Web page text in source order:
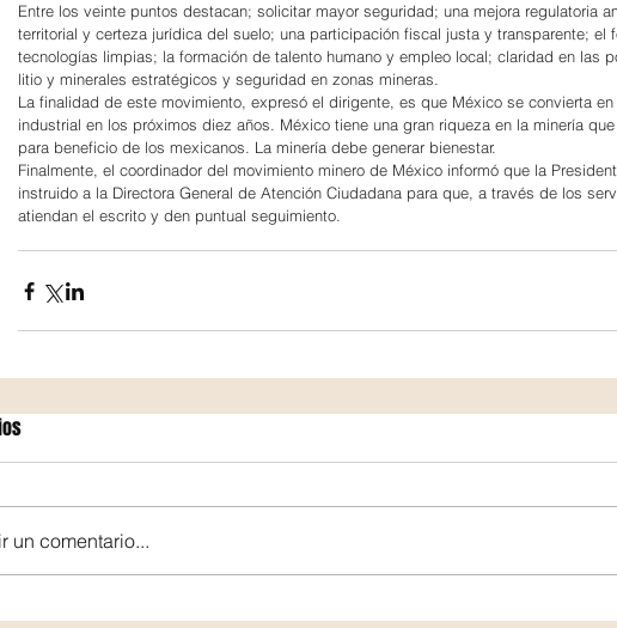
Entre los veinte puntos destacan; solicitar mayor seguridad; una mejora regulatoria
territorial y certeza jurídica del suelo; una participación fiscal justa y transparente; el
tecnologías limpias; la formación de talento humano y empleo local; claridad en las
litio y minerales estratégicos y seguridad en zonas mineras.
La finalidad de este movimiento, expresó el dirigente, es que México se convierta
industrial en los próximos diez años. México tiene una gran riqueza en la minería
para beneficio de los mexicanos. La minería debe generar bienestar.
Finalmente, el coordinador del movimiento minero de México informó que la
instruido a la Directora General de Atención Ciudadana para que, a través de los
atiendan el escrito y den puntual seguimiento.
un comentario...